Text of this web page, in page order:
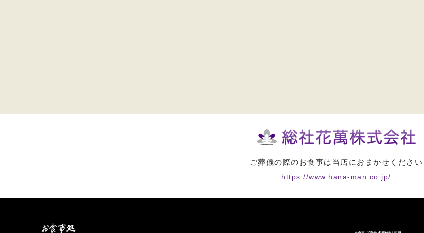
ご葬儀の際のお食事は当店におまかせください
https://www.hana-man.co.jp/